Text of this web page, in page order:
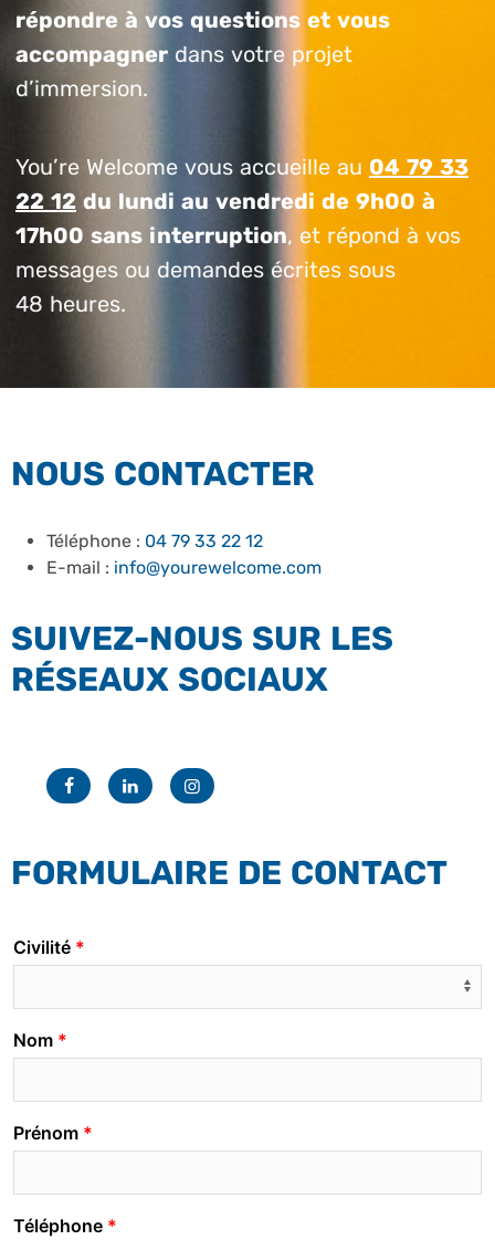
répondre à vos questions et vous
accompagner dans votre projet
d’immersion.
You’re Welcome vous accueille au 04 79 33
22 12 du lundi au vendredi de 9h00 à
17h00 sans interruption, et répond à vos
messages ou demandes écrites sous
48 heures.
NOUS CONTACTER
Téléphone : 04 79 33 22 12
E-mail : info@yourewelcome.com
SUIVEZ-NOUS SUR LES
RÉSEAUX SOCIAUX
FORMULAIRE DE CONTACT